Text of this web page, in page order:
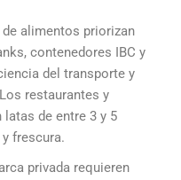
alimentos priorizan
contenedores IBC y
del transporte y
restaurantes y
de entre 3 y 5
frescura.
privada requieren